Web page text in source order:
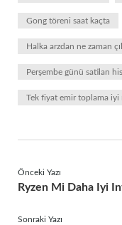
Gong töreni saat kaçta
Halka arzdan ne zaman
Perşembe günü satilan
Tek fiyat emir toplama iyi
Önceki Yazı
Ryzen Mi Daha Iyi
Sonraki Yazı